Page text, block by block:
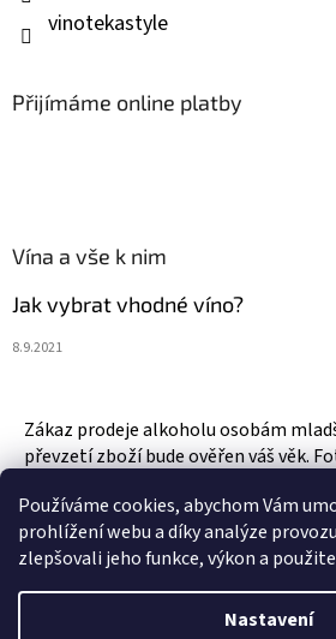
Používáme cookies, abychom Vám
prohlížení webu a díky analýze
zlepšovali jeho funkce, výkon a
Nastavení
vinotekastyle
Přijímáme online platby
Vína a vše k nim
Jak vybrat vhodné víno?
8.9.2021
Zákaz prodeje alkoholu osobám
převzetí zboží bude ověřen váš věk.